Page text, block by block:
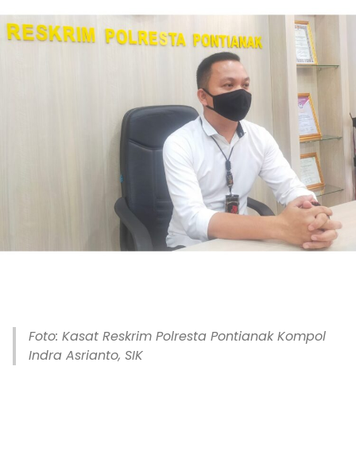
Foto: Kasat Reskrim Polresta Pontianak Kompol
Indra Asrianto, SIK